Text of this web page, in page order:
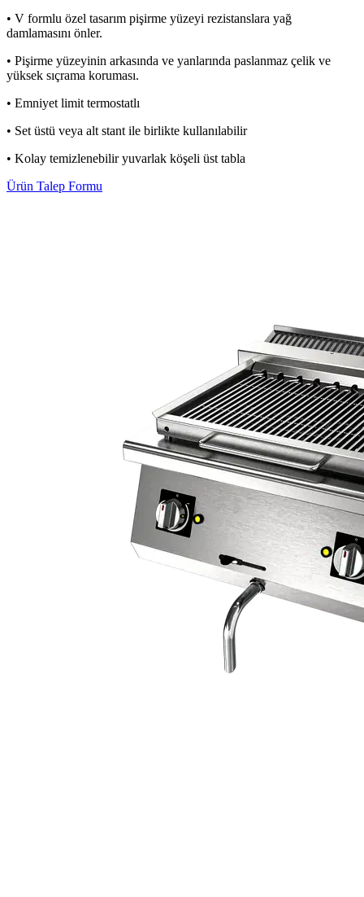
• V formlu özel tasarım pişirme yüzeyi rezistanslara yağ
damlamasını önler.
• Pişirme yüzeyinin arkasında ve yanlarında paslanmaz çelik ve
yüksek sıçrama koruması.
• Emniyet limit termostatlı
• Set üstü veya alt stant ile birlikte kullanılabilir
• Kolay temizlenebilir yuvarlak köşeli üst tabla
Ürün Talep Formu